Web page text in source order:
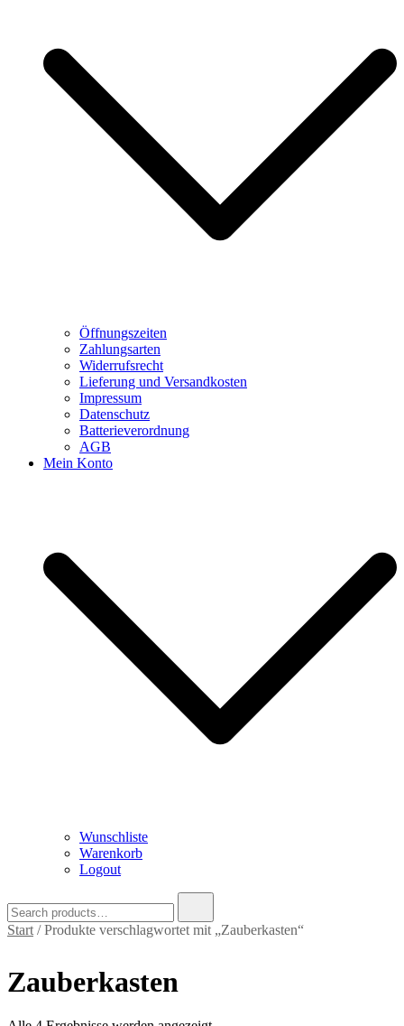
Öffnungszeiten
Zahlungsarten
Widerrufsrecht
Lieferung und Versandkosten
Impressum
Datenschutz
Batterieverordnung
AGB
Mein Konto
Wunschliste
Warenkorb
Logout
for:
Start / Produkte verschlagwortet mit „Zauberkasten“
Zauberkasten